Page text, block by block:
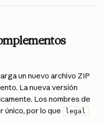
un nuevo archivo ZIP
La nueva versión
Los nombres de
único, por lo que
legal